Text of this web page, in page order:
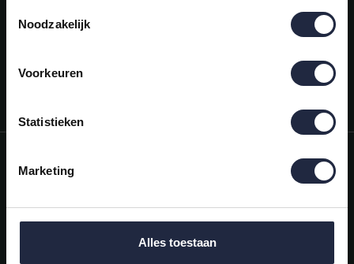
Noodzakelijk
Voorkeuren
Statistieken
Marketing
Alles toestaan
Mijn account
Categorieën